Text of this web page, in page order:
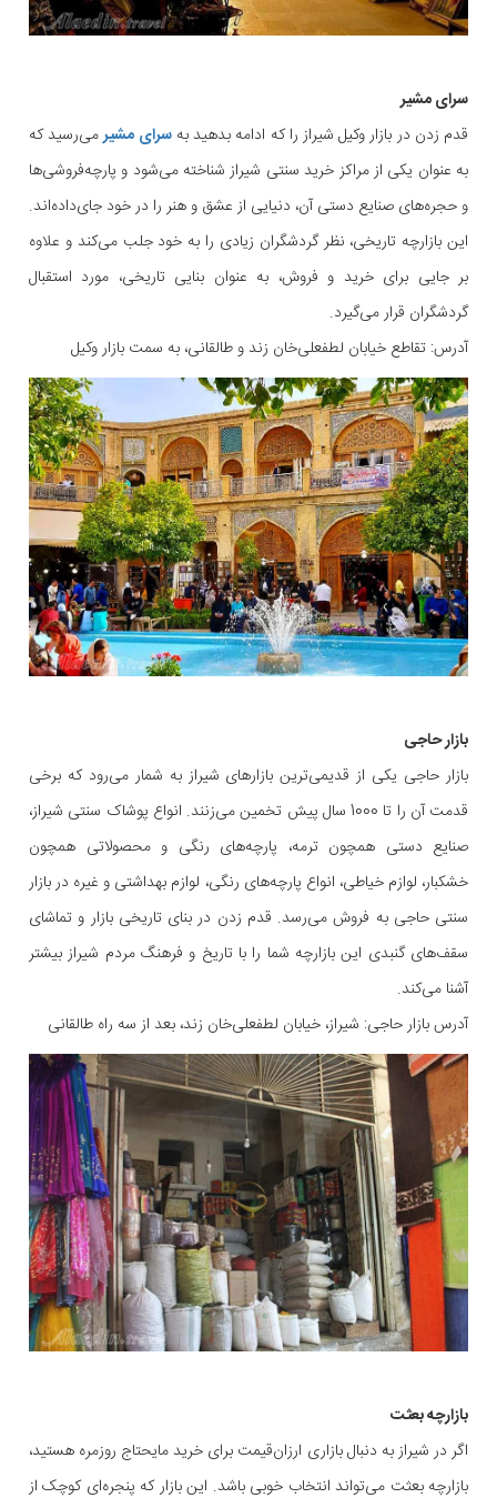
سرای مشیر
قدم زدن در بازار وکیل شیراز را که ادامه بدهید بهسرای مشیرمی‌رسید که
به عنوان یکی از مراکز خرید سنتی شیراز شناخته می‌شود و پارچه‌فروشی‌ها
و حجره‌های صنایع دستی آن، دنیایی از عشق و هنر را در خود جای‌داده‌اند.
این بازارچه تاریخی، نظر گردشگران زیادی را به خود جلب می‌کند و علاوه
بر جایی برای خرید و فروش، به عنوان بنایی تاریخی، مورد استقبال
گردشگران قرار می‌گیرد.
آدرس: تقاطع خیابان لطفعلی‌خان زند و طالقانی، به سمت بازار وکیل
بازار حاجی
بازار حاجی یکی از قدیمی‌ترین بازارهای شیراز به شمار می‌رود که برخی
قدمت آن را تا 1000 سال پیش تخمین می‌زنند. انواع پوشاک سنتی شیراز،
صنایع دستی همچون ترمه، پارچه‌های رنگی و محصولاتی همچون
خشکبار، لوازم خیاطی، انواع پارچه‌های رنگی، لوازم بهداشتی و غیره در بازار
سنتی حاجی به فروش می‌رسد. قدم زدن در بنای تاریخی بازار و تماشای
سقف‌های گنبدی این بازارچه شما را با تاریخ و فرهنگ مردم شیراز بیشتر
آشنا می‌کند.
آدرس بازار حاجی: شیراز، خیابان لطفعلی‌خان زند، بعد از سه راه طالقانی
بازارچه بعثت
اگر در شیراز به دنبال بازاری ارزان‌قیمت برای خرید مایحتاج روزمره هستید،
بازارچه بعثت می‌تواند انتخاب خوبی باشد. این بازار که پنجره‌ای کوچک از